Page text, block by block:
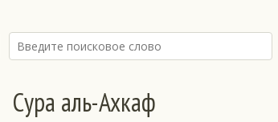
Сура аль-Ахкаф